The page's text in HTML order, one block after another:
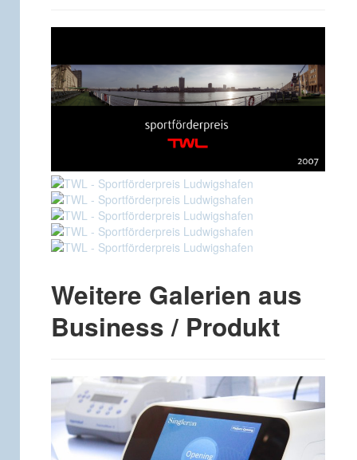
Weitere Galerien aus
Business / Produkt